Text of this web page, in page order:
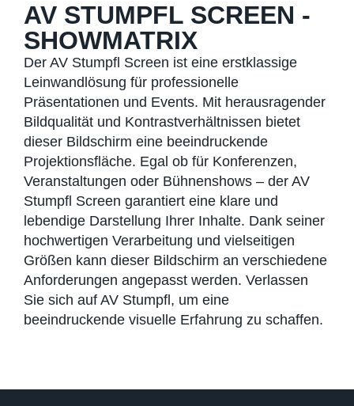
AV STUMPFL SCREEN -
SHOWMATRIX
Der AV Stumpfl Screen ist eine erstklassige
Leinwandlösung für professionelle
Präsentationen und Events. Mit herausragender
Bildqualität und Kontrastverhältnissen bietet
dieser Bildschirm eine beeindruckende
Projektionsfläche. Egal ob für Konferenzen,
Veranstaltungen oder Bühnenshows – der AV
Stumpfl Screen garantiert eine klare und
lebendige Darstellung Ihrer Inhalte. Dank seiner
hochwertigen Verarbeitung und vielseitigen
Größen kann dieser Bildschirm an verschiedene
Anforderungen angepasst werden. Verlassen
Sie sich auf AV Stumpfl, um eine
beeindruckende visuelle Erfahrung zu schaffen.